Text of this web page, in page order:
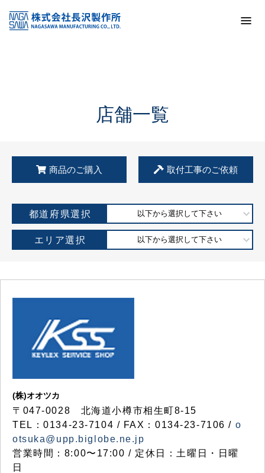
KSS加盟店・取扱店情報
店舗一覧
店舗一覧
商品のご購入 取付工事のご依頼
都道府県選択 以下から選択して下さい
エリア選択 以下から選択して下さい
(株)オオツカ
〒047-0028 北海道小樽市相生町8-15
TEL：0134-23-7104 / FAX：0134-23-7106 / o
otsuka@upp.biglobe.ne.jp
営業時間：8:00〜17:00 / 定休日：土曜日・日曜
日